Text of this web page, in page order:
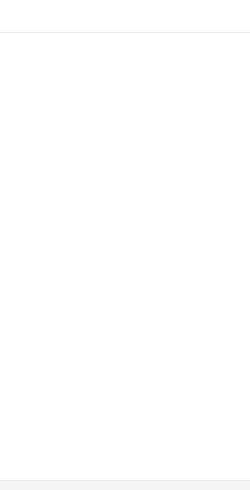
в реальную жизнь
худшей компанией в Америке